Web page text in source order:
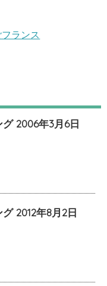
ランス
2006年3月6日
2012年8月2日